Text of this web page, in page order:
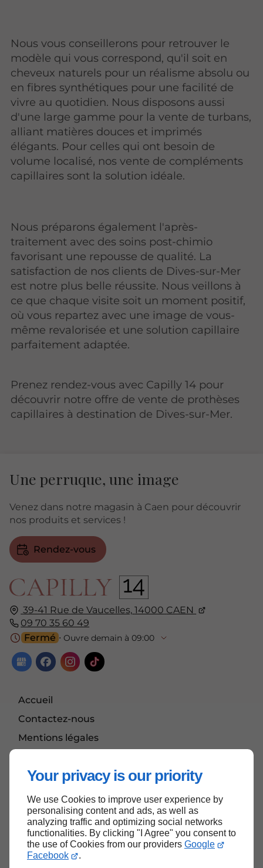
Your privacy is our priority
We use Cookies to improve user experience by
personalising content and ads, as well as
analyzing traffic and optimizing social networks
functionalities. By clicking "I Agree" you consent to
the use of Cookies from our providers Google
Facebook
.
Nous vous conseillerons pour retrouver le
modèle qui vous correspond, qu'il soit en
cheveux naturels pour un réalisme absolu ou
en fibres synthétiques pour une facilité de
vivre au quotidien. Nous disposons aussi
d'une large gamme pour la vente de turbans,
alliant matières douces et imprimés
élégants. Pour celles qui ont besoin de
volume localisé, nos vente de compléments
capillaires sont la solution idéale.
Nous préparons également l'après-
traitement avec des soins post-chimio
favorisant une repousse de qualité. La
satisfaction de nos clients de Dives-sur-Mer
est notre plus belle réussite. Nous veillons à
ce que chaque visite soit un moment positif,
où vous repartez avec une image de vous-
même revalorisée et une solution capillaire
parfaitement adaptée.
Prenez rendez-vous avec Capilly 14 pour
découvrir notre offre de vente de prothèses
capillaires à destination de Dives-sur-Mer.
39-41 Rue de Vaucelles, 14000 CAEN
09 70 35 60 49
Fermé ⋅ Ouvre demain à 09:00
Accueil
Contactez-nous
Mentions légales
Une perruque, une image
Venez dans notre magasin à Caen pour découvrir
nos produits et services !
Rendez-vous
Haut de page